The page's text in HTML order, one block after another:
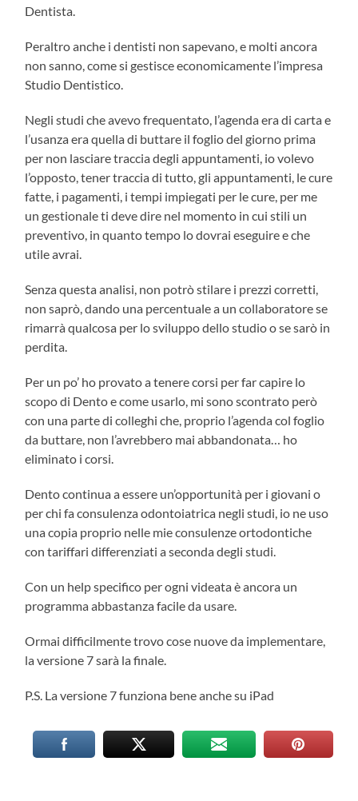
Dentista.
Peraltro anche i dentisti non sapevano, e molti ancora
non sanno, come si gestisce economicamente l’impresa
Studio Dentistico.
Negli studi che avevo frequentato, l’agenda era di carta e
l’usanza era quella di buttare il foglio del giorno prima
per non lasciare traccia degli appuntamenti, io volevo
l’opposto, tener traccia di tutto, gli appuntamenti, le cure
fatte, i pagamenti, i tempi impiegati per le cure, per me
un gestionale ti deve dire nel momento in cui stili un
preventivo, in quanto tempo lo dovrai eseguire e che
utile avrai.
Senza questa analisi, non potrò stilare i prezzi corretti,
non saprò, dando una percentuale a un collaboratore se
rimarrà qualcosa per lo sviluppo dello studio o se sarò in
perdita.
Per un po’ ho provato a tenere corsi per far capire lo
scopo di Dento e come usarlo, mi sono scontrato però
con una parte di colleghi che, proprio l’agenda col foglio
da buttare, non l’avrebbero mai abbandonata… ho
eliminato i corsi.
Dento continua a essere un’opportunità per i giovani o
per chi fa consulenza odontoiatrica negli studi, io ne uso
una copia proprio nelle mie consulenze ortodontiche
con tariffari differenziati a seconda degli studi.
Con un help specifico per ogni videata è ancora un
programma abbastanza facile da usare.
Ormai difficilmente trovo cose nuove da implementare,
la versione 7 sarà la finale.
P.S. La versione 7 funziona bene anche su iPad